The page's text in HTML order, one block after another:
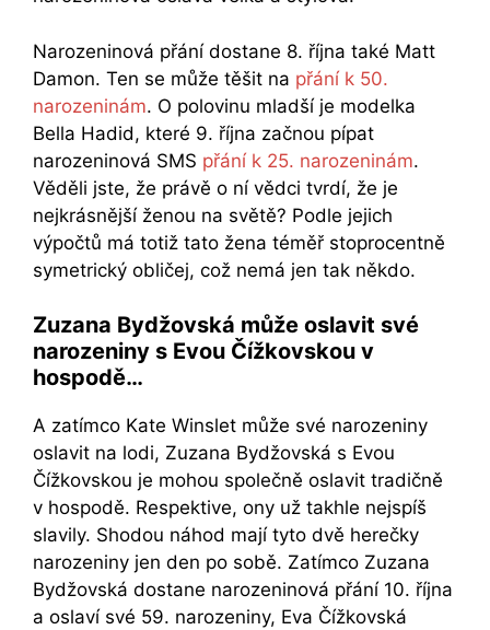
Narozeninová přání dostane 8. října také Matt
Damon. Ten se může těšit na přání k 50.
narozeninám. O polovinu mladší je modelka
Bella Hadid, které 9. října začnou pípat
narozeninová SMS přání k 25. narozeninám.
Věděli jste, že právě o ní vědci tvrdí, že je
nejkrásnější ženou na světě? Podle jejich
výpočtů má totiž tato žena téměř stoprocentně
symetrický obličej, což nemá jen tak někdo.
Zuzana Bydžovská může oslavit své
narozeniny s Evou Čížkovskou v
hospodě…
A zatímco Kate Winslet může své narozeniny
oslavit na lodi, Zuzana Bydžovská s Evou
Čížkovskou je mohou společně oslavit tradičně
v hospodě. Respektive, ony už takhle nejspíš
slavily. Shodou náhod mají tyto dvě herečky
narozeniny jen den po sobě. Zatímco Zuzana
Bydžovská dostane narozeninová přání 10. října
a oslaví své 59. narozeniny, Eva Čížkovská